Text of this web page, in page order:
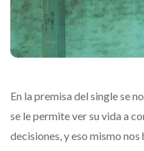
En la premisa del single se
se le permite ver su vida a
decisiones, y eso mismo nos